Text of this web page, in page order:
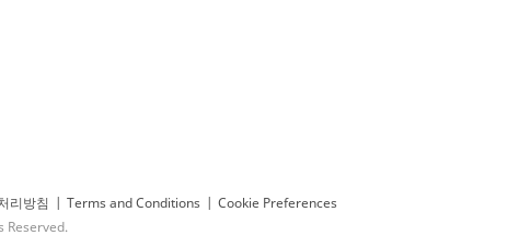
리방침 | Terms and Conditions | Cookie Preferences
Reserved.